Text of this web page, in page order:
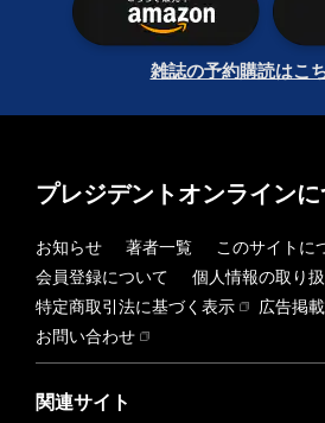
雑誌の予約購読はこ
プレジデントオンライン
お知らせ 著者一覧
このサイトに
会員登録について
個人情報の取り
特定商取引法に基づく表示
広告掲載
お問い合わせ
関連サイト